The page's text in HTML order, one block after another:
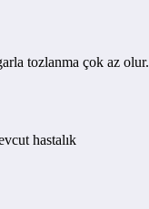
tozlanma çok az olur.
hastalık